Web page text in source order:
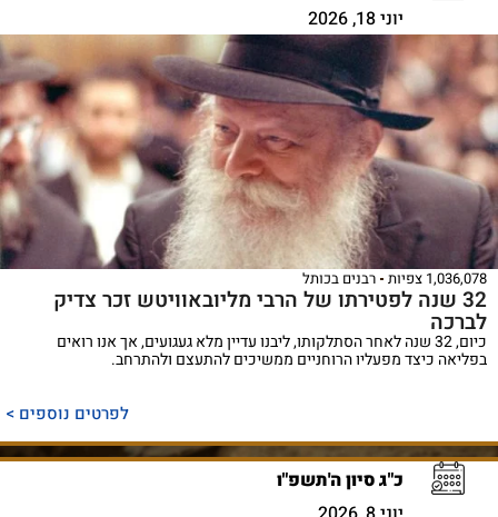
יוני 18, 2026
1,036,078 צפיות רבנים בכותל
32 שנה לפטירתו של הרבי מליובאוויטש זכר צדיק
לברכה
כיום, 32 שנה לאחר הסתלקותו, ליבנו עדיין מלא געגועים, אך אנו רואים
בפליאה כיצד מפעליו הרוחניים ממשיכים להתעצם ולהתרחב.
לפרטים נוספים >
כ"ג סיון ה'תשפ"ו